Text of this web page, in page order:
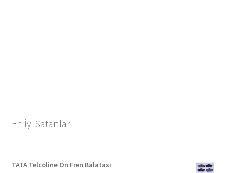
En İyi Satanlar
TATA Telcoline Ön Fren Balatası